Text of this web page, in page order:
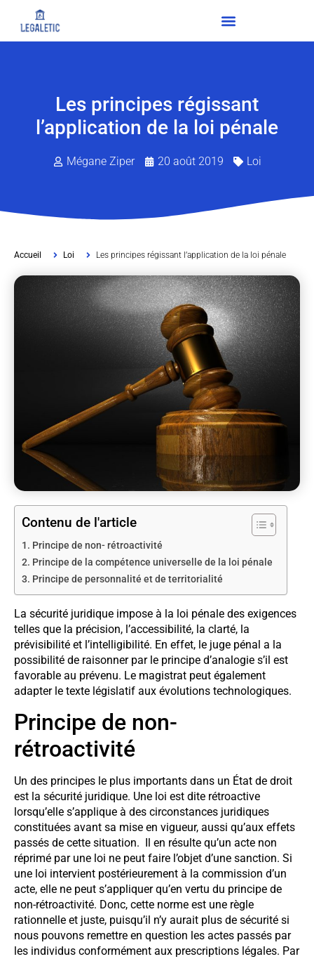
Les principes régissant
l’application de la loi pénale
Mégane Ziper 20 août 2019 Loi
Accueil Loi Les principes régissant l’application de la loi pénale
Contenu de l'article
Principe de non- rétroactivité
Principe de la compétence universelle de la loi pénale
Principe de personnalité et de territorialité
La sécurité juridique impose à la loi pénale des exigences
telles que la précision, l’accessibilité, la clarté, la
prévisibilité et l’intelligibilité. En effet, le juge pénal a la
possibilité de raisonner par le principe d’analogie s’il est
favorable au prévenu. Le magistrat peut également
adapter le texte législatif aux évolutions technologiques.
Principe de non-
rétroactivité
Un des principes le plus importants dans un État de droit
est la sécurité juridique. Une loi est dite rétroactive
lorsqu’elle s’applique à des circonstances juridiques
constituées avant sa mise en vigueur, aussi qu’aux effets
passés de cette situation. Il en résulte qu’un acte non
réprimé par une loi ne peut faire l’objet d’une sanction. Si
une loi intervient postérieurement à la commission d’un
acte, elle ne peut s’appliquer qu’en vertu du principe de
non-rétroactivité. Donc, cette norme est une règle
rationnelle et juste, puisqu’il n’y aurait plus de sécurité si
nous pouvons remettre en question les actes passés par
les individus conformément aux prescriptions légales. Par